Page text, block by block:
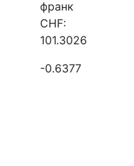
франк
CHF:
101.3026
-0.6377